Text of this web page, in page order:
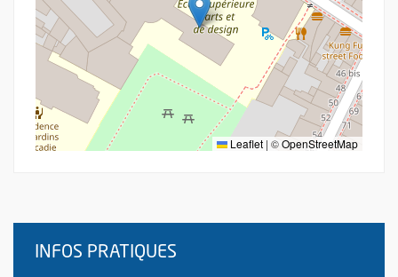
Leaflet | ©OpenStreetMap
INFOS PRATIQUES